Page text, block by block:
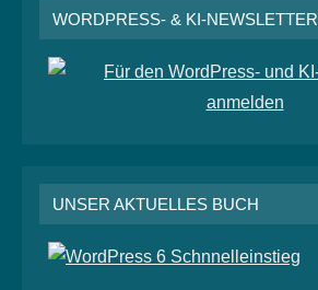
WORDPRESS- & KI-NEWSLETTER
UNSER AKTUELLES BUCH